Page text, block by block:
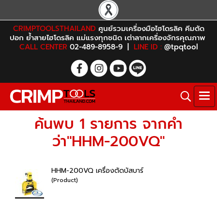
CRIMPTOOLSTHAILAND ศูนย์รวมเครื่องมือไฮโดรลิค คีมตัด
ปอก ย้ำสายไฮโดรลิค แม่แรงทุกชนิด เต่าลากเครื่องจักรคุณภาพ
CALL CENTER 02-489-8958-9 | LINE ID :@tpqtool
ค้นพบ 1 รายการ จากคำ
ว่า"HHM-200VQ"
HHM-200VQ เครื่องตัดบัสบาร์
(Product)